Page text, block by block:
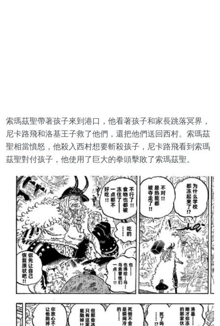
索瑪茲聖帶著孩子來到港口，他看著孩子和家長跳落冥界，
尼卡路飛和洛基王子救了他們，還把他們送回西村。索瑪茲
聖相當憤怒，他殺入西村想要斬殺孩子，尼卡路飛看到索瑪
茲聖對付孩子，他使用了巨大的拳頭擊敗了索瑪茲聖。